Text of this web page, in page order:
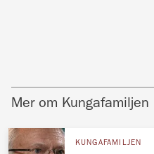
Mer om Kungafamiljen
KUNGAFAMILJEN